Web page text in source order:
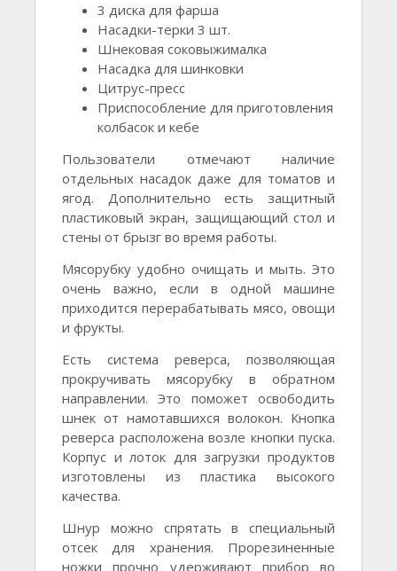
3 диска для фарша
Насадки-терки 3 шт.
Шнековая соковыжималка
Насадка для шинковки
Цитрус-пресс
Приспособление для приготовления
колбасок и кебе
Пользователи отмечают наличие
отдельных насадок даже для томатов и
ягод. Дополнительно есть защитный
пластиковый экран, защищающий стол и
стены от брызг во время работы.
Мясорубку удобно очищать и мыть. Это
очень важно, если в одной машине
приходится перерабатывать мясо, овощи
и фрукты.
Есть система реверса, позволяющая
прокручивать мясорубку в обратном
направлении. Это поможет освободить
шнек от намотавшихся волокон. Кнопка
реверса расположена возле кнопки пуска.
Корпус и лоток для загрузки продуктов
изготовлены из пластика высокого
качества.
Шнур можно спрятать в специальный
отсек для хранения. Прорезиненные
ножки прочно удерживают прибор во